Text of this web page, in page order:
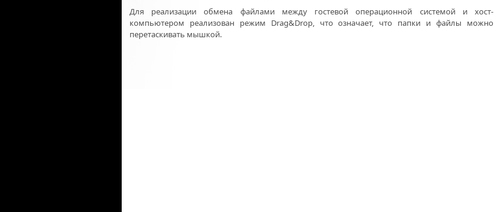
Для реализации обмена файлами между гостевой операционной системой и хост-
компьютером реализован режим Drag&Drop, что означает, что папки и файлы можно
перетаскивать мышкой.